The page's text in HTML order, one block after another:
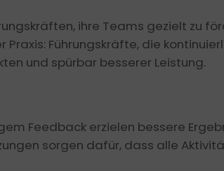
ihre Teams gezielt zu
Praxis: Führungskräfte, die
und spürbar besserer Leistung.
Feedback erzielen bessere
sorgen dafür, dass alle